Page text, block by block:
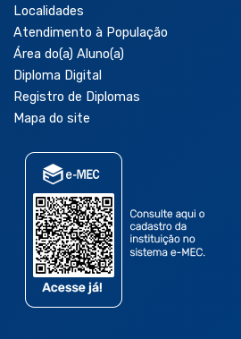
Localidades
Atendimento à População
Área do(a) Aluno(a)
Diploma Digital
Registro de Diplomas
Mapa do site